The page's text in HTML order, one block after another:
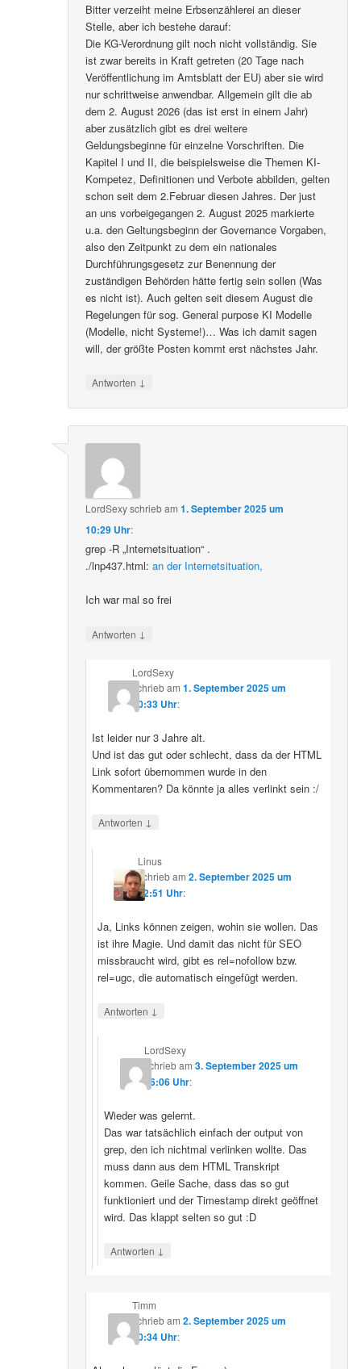
Bitter verzeiht meine Erbsenzählerei an dieser
Stelle, aber ich bestehe darauf:
Die KG-Verordnung gilt noch nicht vollständig. Sie
ist zwar bereits in Kraft getreten (20 Tage nach
Veröffentlichung im Amtsblatt der EU) aber sie wird
nur schrittweise anwendbar. Allgemein gilt die ab
dem 2. August 2026 (das ist erst in einem Jahr)
aber zusätzlich gibt es drei weitere
Geldungsbeginne für einzelne Vorschriften. Die
Kapitel I und II, die beispielsweise die Themen KI-
Kompetez, Definitionen und Verbote abbilden, gelten
schon seit dem 2.Februar diesen Jahres. Der just
an uns vorbeigegangen 2. August 2025 markierte
u.a. den Geltungsbeginn der Governance Vorgaben,
also den Zeitpunkt zu dem ein nationales
Durchführungsgesetz zur Benennung der
zuständigen Behörden hätte fertig sein sollen (Was
es nicht ist). Auch gelten seit diesem August die
Regelungen für sog. General purpose KI Modelle
(Modelle, nicht Systeme!)… Was ich damit sagen
will, der größte Posten kommt erst nächstes Jahr.
Antworten ↓
LordSexyschriebam1. September 2025 um
10:29 Uhr:
grep -R „Internetsituation“ .
./lnp437.html:an der Internetsituation,
Ich war mal so frei
Antworten ↓
LordSexy
schriebam 1. September 2025 um
10:33 Uhr:
Ist leider nur 3 Jahre alt.
Und ist das gut oder schlecht, dass da der HTML
Link sofort übernommen wurde in den
Kommentaren? Da könnte ja alles verlinkt sein :/
Antworten ↓
Linus
schriebam2. September 2025 um
12:51 Uhr:
Ja, Links können zeigen, wohin sie wollen. Das
ist ihre Magie. Und damit das nicht für SEO
missbraucht wird, gibt es rel=nofollow bzw.
rel=ugc, die automatisch eingefügt werden.
Antworten ↓
LordSexy
schriebam 3. September 2025 um
16:06 Uhr:
Wieder was gelernt.
Das war tatsächlich einfach der output von
grep, den ich nichtmal verlinken wollte. Das
muss dann aus dem HTML Transkript
kommen. Geile Sache, dass das so gut
funktioniert und der Timestamp direkt geöffnet
wird. Das klappt selten so gut :D
Antworten ↓
Timm
schriebam 2. September 2025 um
10:34 Uhr: